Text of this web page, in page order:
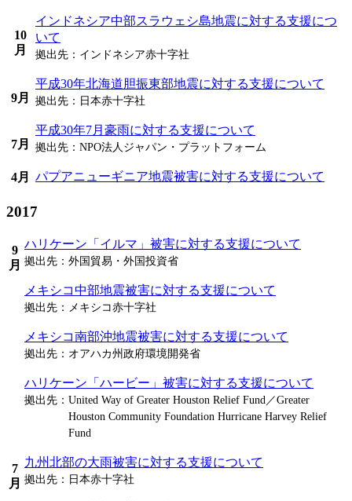
10
月
インドネシア中部スラウェシ島地震に対する支援につ
いて
拠出先： インドネシア赤十字社
9月
平成30年北海道胆振東部地震に対する支援について
拠出先： 日本赤十字社
7月
平成30年7月豪雨に対する支援について
拠出先： NPO法人ジャパン・プラットフォーム
4月 パプアニューギニア地震被害に対する支援について
2017
9
月
ハリケーン「イルマ」被害に対する支援について
拠出先： 外国貿易・外国投資省
メキシコ中部地震被害に対する支援について
拠出先： メキシコ赤十字社
メキシコ南部沖地震被害に対する支援について
拠出先： オアハカ州政府環境開発省
ハリケーン「ハービー」被害に対する支援について
拠出先： United Way of Greater Houston Relief Fund／Greater
Houston Community Foundation Hurricane Harvey Relief
Fund
7
月
九州北部の大雨被害に対する支援について
拠出先： 日本赤十字社